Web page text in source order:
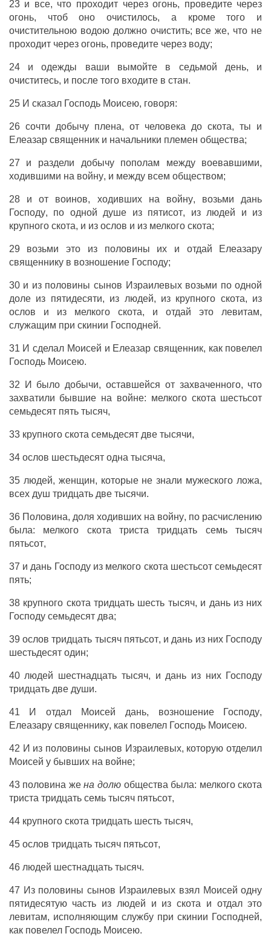
23 и все, что проходит черезогонь, проведитечерез
огонь, чтоб оноочистилось, а кроме того и
очистительною водою должно очистить; все же, что не
проходитчерез огонь, проведитечерез воду;
24 иодежды ваши вымойте в седьмой день, и
очиститесь, и послетого входитев стан.
25 И сказал Господь Моисею, говоря:
26 сочти добычу плена, от человека доскота, ты и
Елеазар священники начальники племен общества;
27 и раздели добычу пополам между воевавшими,
ходившими на войну, и между всем обществом;
28 и от воинов, ходившихна войну, возьми
дань
Господу, по одной душе из пятисот, из людей и из
крупного скота, и из ослов и из мелкого скота;
29 возьми это из половины их и отдай
Елеазару
священникув возношение Господу;
30 и из половины сынов Израилевых возьми поодной
долеиз пятидесяти, из людей, из крупного скота, из
ослов и из мелкого скота, иотдай это левитам,
служащим при скинии Господней.
31 Исделал Моисей и Елеазар священник, как повелел
Господь Моисею.
32 И было добычи, оставшейся от захваченного, что
захватили бывшие на войне: мелкого скота шестьсот
семьдесят пять тысяч,
33 крупного скота семьдесят две тысячи,
34 ослов шестьдесят одна тысяча,
35 людей, женщин, которые незнали мужеского ложа,
всех душ тридцать две тысячи.
36 Половина, доля ходивших на войну, по расчислению
была: мелкого скота триста тридцать семь
тысяч
пятьсот,
37 и дань Господуиз мелкого скота шестьсот семьдесят
пять;
38 крупного скота тридцать шесть тысяч, и даньиз них
Господу семьдесят два;
39ослов тридцать тысяч пятьсот, и дань из них Господу
шестьдесят один;
40 людей шестнадцать тысяч, и дань из них Господу
тридцать две души.
41 Иотдал Моисей дань, возношение Господу,
Елеазару священнику, как повелел Господь Моисею.
42 И из половины сынов Израилевых, которуюотделил
Моисей у бывшихна войне;
43 половина жена долю общества была: мелкого скота
триста тридцать семь тысяч пятьсот,
44 крупного скота тридцать шесть тысяч,
45 ослов тридцать тысяч пятьсот,
46 людей шестнадцать тысяч.
47 Из половины сынов Израилевых взял Моисей одну
пятидесятую часть из людей и изскота и отдалэто
левитам, исполняющим службуприскинии Господней,
как повелел Господь Моисею.